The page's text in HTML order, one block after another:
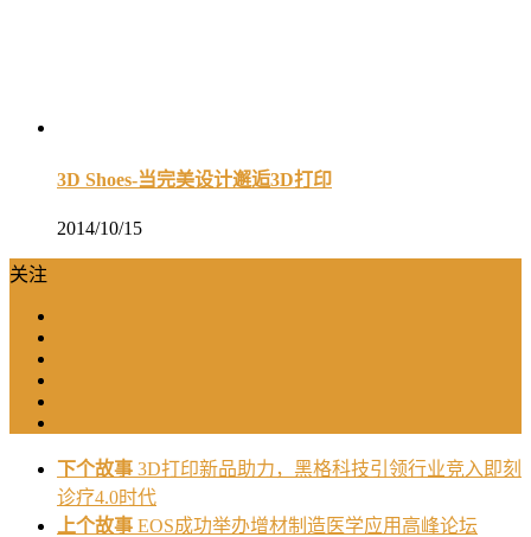
3D Shoes-当完美设计邂逅3D打印
2014/10/15
关注
下个故事 3D打印新品助力，黑格科技引领行业竞入即刻
诊疗4.0时代
上个故事 EOS成功举办增材制造医学应用高峰论坛